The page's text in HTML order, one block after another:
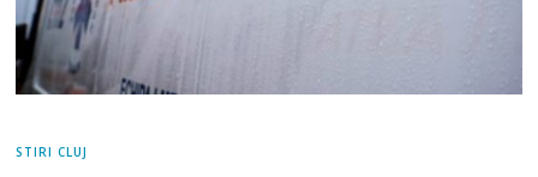
STIRI CLUJ